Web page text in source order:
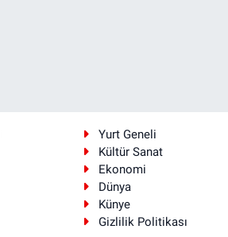
Yurt Geneli
Kültür Sanat
Ekonomi
Dünya
Künye
Gizlilik Politikası